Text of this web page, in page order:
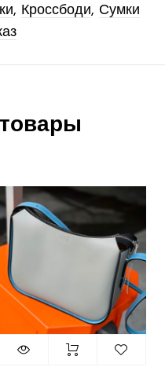
, Кроссбоди, Сумки